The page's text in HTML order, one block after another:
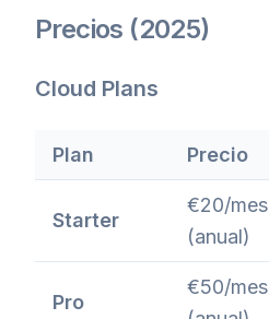
Precios (2025)
Cloud Plans
Plan Precio
Starter
€20/mes
(anual)
Pro
€50/mes